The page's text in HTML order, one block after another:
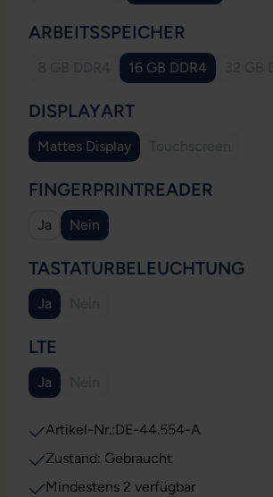
ARBEITSSPEICHER
(Diese Option ist zurzeit nicht
16 GB DDR4
DISPLAYARTAUSWÄHLEN
Mattes Display
FINGERPRINTREADER
Ja Nein
TASTATURBELEUCHTUNG
Ja
LTE
Ja
Artikel-Nr.:DE-44.554-A
Zustand: Gebraucht
Mindestens 2 verfügbar